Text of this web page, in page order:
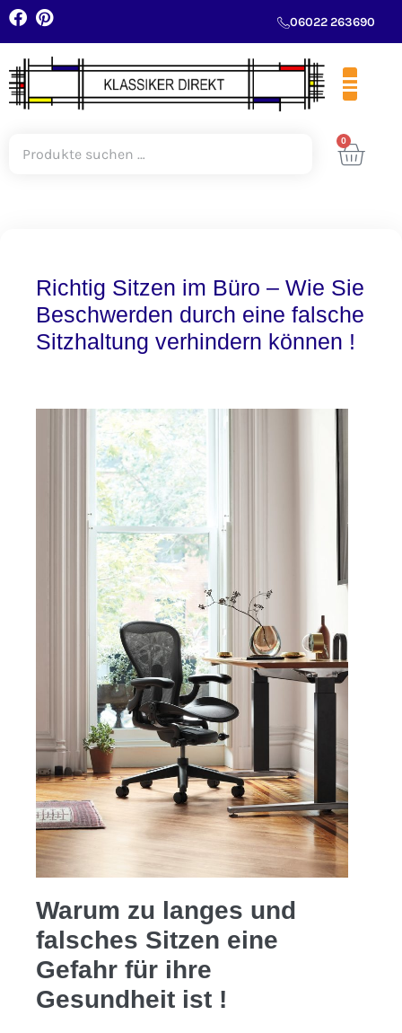
06022 263690
0
Richtig Sitzen im Büro – Wie Sie
Beschwerden durch eine falsche
Sitzhaltung verhindern können !
Warum zu langes und
falsches Sitzen eine
Gefahr für ihre
Gesundheit ist !